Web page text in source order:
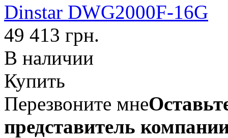
Dinstar DWG2000F-16G
49 413 грн.
В наличии
Купить
Перезвоните мне
представитель